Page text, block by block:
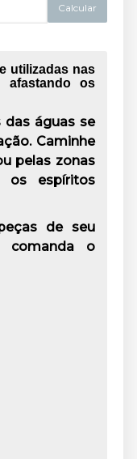
Calcular
utilizadas nas
afastando os
das águas se
Caminhe
pelas zonas
os espíritos
de seu
comanda o